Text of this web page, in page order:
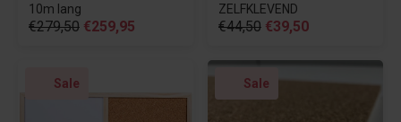
10m lang
€279,50 €259,95
ZELFKLEVEND
€44,50 €39,50
Sale Sale